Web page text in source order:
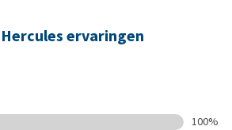
ervaringen
100%